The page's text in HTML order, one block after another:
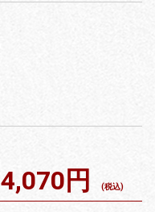
4,070円 (税込)